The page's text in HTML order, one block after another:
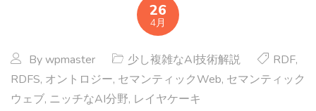
26
4月
Bywpmaster 少し複雑なAI技術解説 RDF,
RDFS, オントロジー, セマンティックWeb, セマンティック
ウェブ, ニッチなAI分野, レイヤケーキ